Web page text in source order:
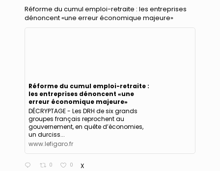
Réforme du cumul emploi-retraite : les entreprises
dénoncent «une erreur économique majeure»
Réforme du cumul emploi-retraite :
les entreprises dénoncent «une
erreur économique majeure»
DÉCRYPTAGE - Les DRH de six grands
groupes français reprochent au
gouvernement, en quête d’économies,
un durciss...
www.lefigaro.fr
0 0 X